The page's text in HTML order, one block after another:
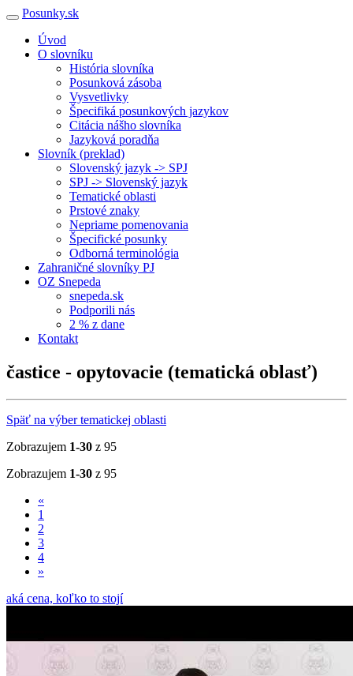
Posunky.sk
Úvod
O slovníku
História slovníka
Posunková zásoba
Vysvetlivky
Špecifiká posunkových jazykov
Citácia nášho slovníka
Jazyková poradňa
Slovník (preklad)
Slovenský jazyk -> SPJ
SPJ -> Slovenský jazyk
Tematické oblasti
Prstové znaky
Nepriame pomenovania
Špecifické posunky
Odborná terminológia
Zahraničné slovníky PJ
OZ Snepeda
snepeda.sk
Podporili nás
2 % z dane
Kontakt
častice - opytovacie (tematická oblasť)
Späť na výber tematickej oblasti
Zobrazujem 1-30 z 95
Zobrazujem 1-30 z 95
«
1
2
3
4
»
aká cena, koľko to stojí